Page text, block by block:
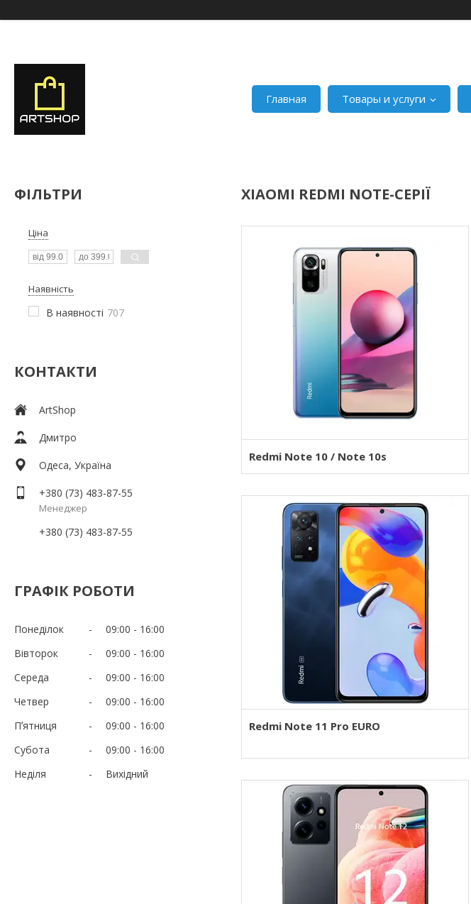
Главная Товары и услуги
ФІЛЬТРИ
Ціна
Наявність
В наявності 707
КОНТАКТИ
ArtShop
Дмитро
Одеса, Україна
+380 (73) 483-87-55
Менеджер
+380 (73) 483-87-55
ГРАФІК РОБОТИ
Понеділок 09:00
16:00
Вівторок
09:00
16:00
Середа
09:00
16:00
Четвер
09:00
16:00
Пʼятниця
09:00
16:00
Субота
09:00
16:00
Неділя
Вихідний
XIAOMI REDMI NOTE-СЕРІЇ
Redmi Note 10 / Note 10s
Redmi Note 11 Pro EURO